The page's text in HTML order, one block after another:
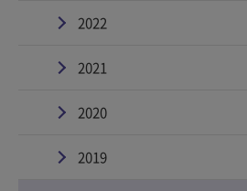
2022
2021
2020
2019